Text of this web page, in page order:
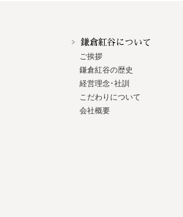
鎌倉紅谷について
ご挨拶
鎌倉紅谷の歴史
経営理念･社訓
こだわりについて
会社概要